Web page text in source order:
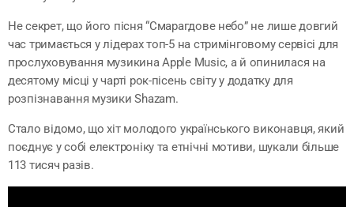
Не секрет, що його пісня “Смарагдове небо” не лише довгий
час тримається у лідерах топ-5 на стримінговому сервісі для
прослуховування музикина Apple Music, а й опинилася на
десятому місці у чарті рок-пісень світу у додатку для
розпізнавання музики Shazam.
Стало відомо, що хіт молодого українського виконавця, який
поєднує у собі електроніку та етнічні мотиви, шукали більше
113 тисяч разів.